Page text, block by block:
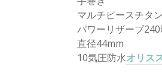
マルチピースチタ
パワーリザーブ
直径44mm
10気圧防水オリス